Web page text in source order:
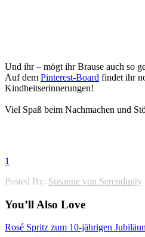
Und ihr – mögt ihr Brause auch so
Auf dem Pinterest-Board findet ihr
Kindheitserinnerungen!
Viel Spaß beim Nachmachen und
1
Posted By: Susanne von Serendipity
You’ll Also Love
Rosé Spritz zum 10-jährigen